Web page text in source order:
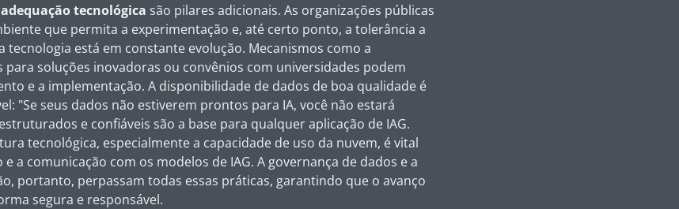
tecnológica são pilares adicionais. As organizações públicas
que permita a experimentação e, até certo ponto, a tolerância a
tecnologia está em constante evolução. Mecanismos como a
soluções inovadoras ou convênios com universidades podem
e a implementação. A disponibilidade de dados de boa qualidade é
"Se seus dados não estiverem prontos para IA, você não estará
e confiáveis são a base para qualquer aplicação de IAG.
tecnológica, especialmente a capacidade de uso da nuvem, é vital
a comunicação com os modelos de IAG. A governança de dados e a
portanto, perpassam todas essas práticas, garantindo que o avanço
segura e responsável.